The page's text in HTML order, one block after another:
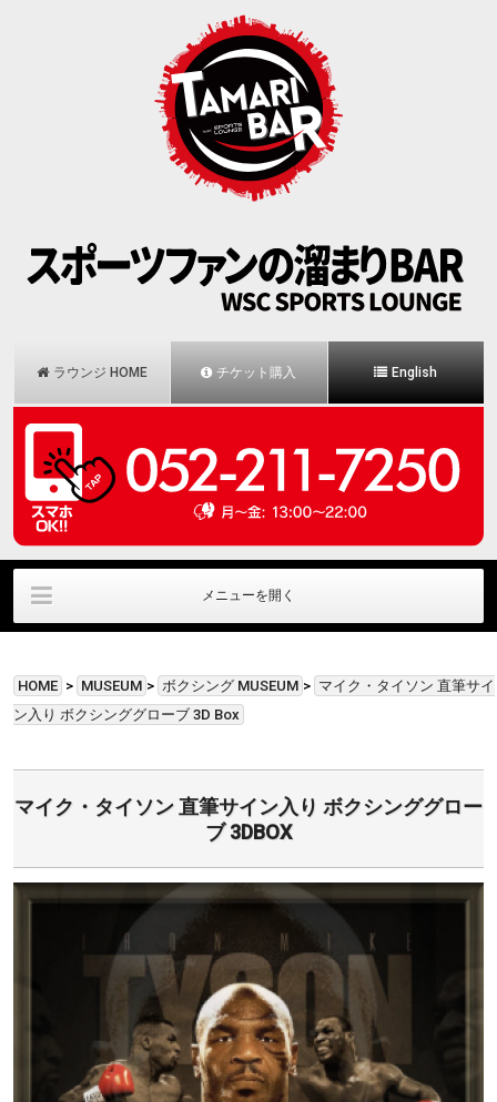
ラウンジ HOME チケット購入 English
メニューを開く
貸切利用 アクセス情報 お問い合わせ
HOME > MUSEUM > ボクシング MUSEUM > マイク・タイソン 直筆サイ
ン入り ボクシンググローブ 3D Box
マイク・タイソン 直筆サイン入り ボクシンググロー
ブ 3DBOX